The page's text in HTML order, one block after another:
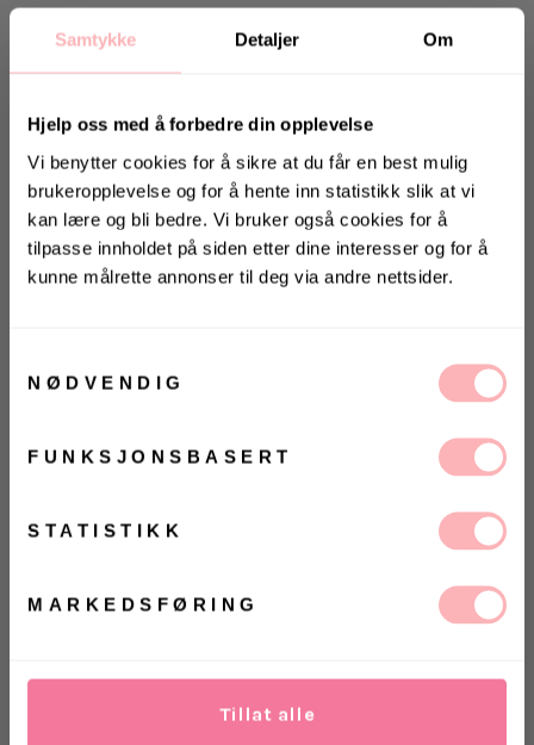
Samtykke Detaljer Om
Hjelp oss med å forbedre din opplevelse
Vi benytter cookies for å sikre at du får en best mulig
brukeropplevelse og for å hente inn statistikk slik at vi
kan lære og bli bedre. Vi bruker også cookies for å
tilpasse innholdet på siden etter dine interesser og for å
kunne målrette annonser til deg via andre nettsider.
NØDVENDIG
FUNKSJONSBASERT
STATISTIKK
MARKEDSFØRING
Tillat alle
Opprinnelig
SOMMERSALG!
BRUK KODE
EKSTRA30
FOR 30% EKSTRA RABATT I
KASSEN
Gratis bytte Stor i størrelsen
VELG
VELG
klassiske striper og har en avslappet passform
som er komfortabel i varmt vær. Den har
MELD MEG PÅ